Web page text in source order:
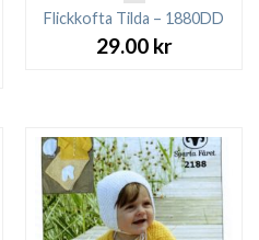
Flickkofta Tilda – 1880DD
29.00 kr